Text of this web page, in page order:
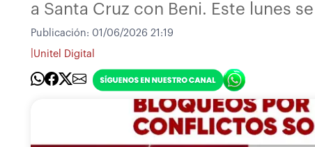
a Santa Cruz con Beni. Este lunes
Publicación: 01/06/2026 21:19
Unitel Digital